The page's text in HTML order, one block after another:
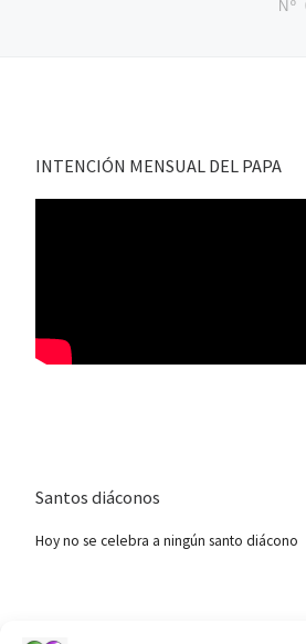
Nº
INTENCIÓN MENSUAL DEL PAPA
Santos diáconos
Hoy no se celebra a ningún santo diácono